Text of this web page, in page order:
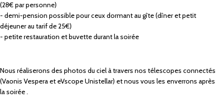
(28€ par personne)
- demi-pension possible pour ceux dormant au gîte (dîner et petit
déjeuner au tarif de 25€)
- petite restauration et buvette durant la soirée
Nous réaliserons des photos du ciel à travers nos télescopes connectés
(Vaonis Vespera et eVscopeUnistellar) et nous vous les enverrons après
la soirée .